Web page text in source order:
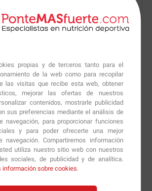
propias y de terceros tanto para el
de la web como para recopilar
las visitas que recibe esta web, obtener
mejorar las ofertas de nuestros
contenidos, mostrarle publicidad
sus preferencias mediante el análisis de
navegación, para proporcionar funciones
y para poder ofrecerte una mejor
navegación. Compartiremos información
utiliza nuestro sitio web con nuestros
sociales, de publicidad y de analítica.
información sobre cookies.
y
de